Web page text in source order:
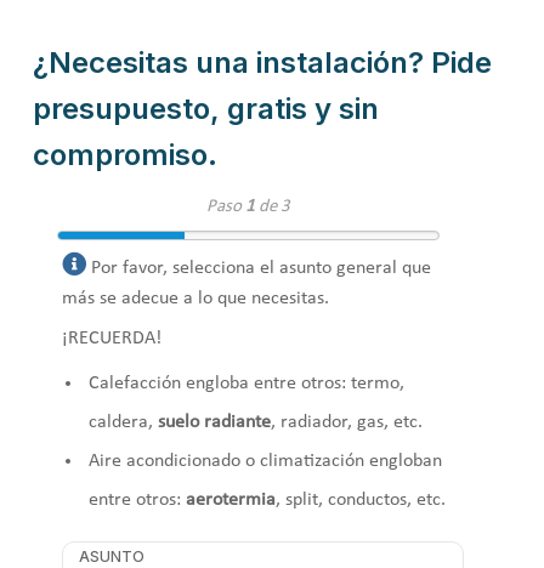
¿Necesitas una instalación? Pide
presupuesto, gratis y sin
compromiso.
Paso 1de 3
Por favor, selecciona el asunto general que
más se adecue a lo que necesitas.
¡RECUERDA!
Calefacción engloba entre otros: termo,
caldera, suelo radiante, radiador, gas, etc.
Aire acondicionado o climatización engloban
entre otros: aerotermia, split, conductos, etc.
ASUNTO